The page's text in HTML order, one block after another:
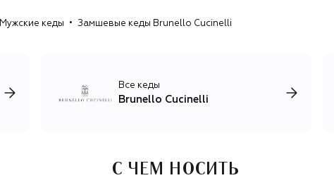
хлопок.
спорт-шик: брючные костюмы из шерсти и льна,
шелковые платья с изящными вышивками, базовые вещи
Мужские кеды Замшевые кеды Brunello Cucinelli
Все кеды
Brunello Cucinelli
С ЧЕМ НОСИТЬ